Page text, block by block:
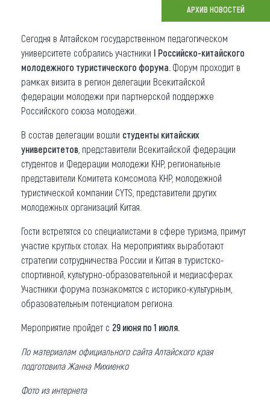
Что привезти (сувениры)
О регионе
Коллекция впечатлений
АРХИВ НОВОСТЕЙ
Сегодня в Алтайском государственном педагогическом
университете собрались участники I Российско-китайского
молодежного туристического форума. Форум проходит в
рамках визита в регион делегации Всекитайской
федерации молодежи при партнерской поддержке
Российского союза молодежи.
В состав делегации вошли студенты китайских
университетов , представители Всекитайской федерации
студентов и Федерации молодежи КНР, региональные
представители Комитета комсомола КНР, молодежной
туристической компании CYTS, представители других
молодежных организаций Китая.
Гости встретятся со специалистами в сфере туризма, примут
участие круглых столах. На мероприятиях выработают
стратегии сотрудничества России и Китая в туристско-
спортивной, культурно-образовательной и медиасферах.
Участники форума познакомятся с историко-культурным,
образовательным потенциалом региона.
Мероприятие пройдет с 29 июня по 1 июля.
По материалам официального сайта Алтайского края
подготовила Жанна Михиенко
Фото из интернета